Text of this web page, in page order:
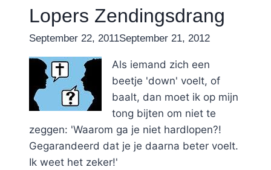
Lopers Zendingsdrang
ByNicole
September 22, 2011September 21, 2012
Als iemand zich een
beetje 'down' voelt, of
baalt, dan moet ik op mijn
tong bijten om niet te
zeggen: 'Waarom ga je niet hardlopen?!
Gegarandeerd dat je je daarna beter voelt.
Ik weet het zeker!'